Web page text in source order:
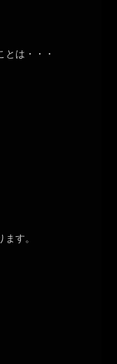
とは・・・
す。